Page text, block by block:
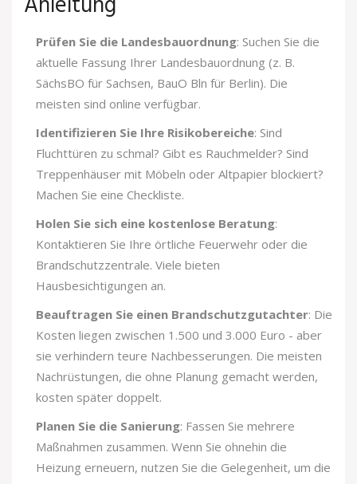
Prüfen Sie die Landesbauordnung: Suchen Sie die
aktuelle Fassung Ihrer Landesbauordnung (z. B.
SächsBO für Sachsen, BauO Bln für Berlin). Die
meisten sind online verfügbar.
Identifizieren Sie Ihre Risikobereiche: Sind
Fluchttüren zu schmal? Gibt es Rauchmelder? Sind
Treppenhäuser mit Möbeln oder Altpapier blockiert?
Machen Sie eine Checkliste.
Holen Sie sich eine kostenlose Beratung:
Kontaktieren Sie Ihre örtliche Feuerwehr oder die
Brandschutzzentrale. Viele bieten
Hausbesichtigungen an.
Beauftragen Sie einen Brandschutzgutachter: Die
Kosten liegen zwischen 1.500 und 3.000 Euro - aber
sie verhindern teure Nachbesserungen. Die meisten
Nachrüstungen, die ohne Planung gemacht werden,
kosten später doppelt.
Planen Sie die Sanierung: Fassen Sie mehrere
Maßnahmen zusammen. Wenn Sie ohnehin die
Heizung erneuern, nutzen Sie die Gelegenheit, um die